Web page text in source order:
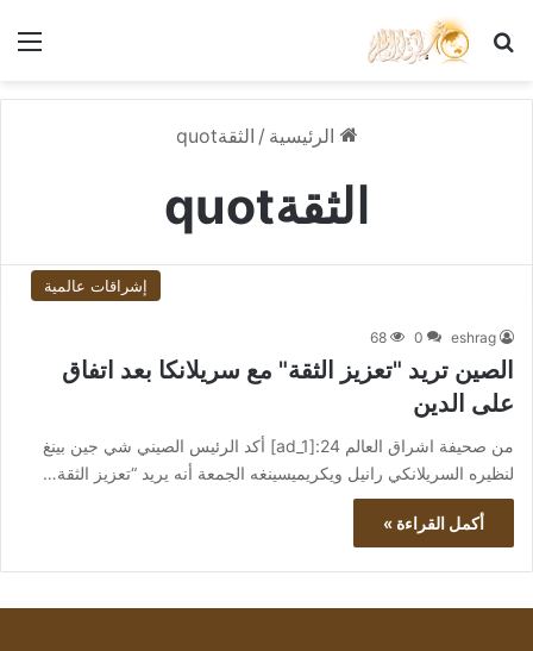
بحث عن
الرئيسية / الثقةquot
الثقةquot
إشراقات عالمية
eshrag
0
68
الصين تريد "تعزيز الثقة" مع سريلانكا بعد اتفاق
على الدين
من صحيفة اشراق العالم 24:[ad_1] أكد الرئيس الصيني شي جين بينغ
لنظيره السريلانكي رانيل ويكريميسينغه الجمعة أنه يريد “تعزيز الثقة…
أكمل القراءة »